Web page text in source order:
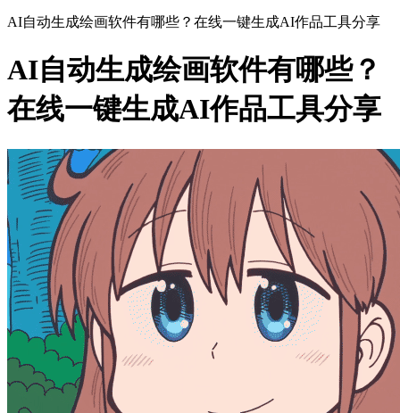
AI自动生成绘画软件有哪些？在线一键生成AI作品工具分享
AI自动生成绘画软件有哪些？
在线一键生成AI作品工具分享